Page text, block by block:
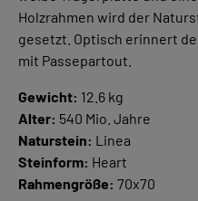
Holzrahmen wird der
gesetzt. Optisch erinnert
mit Passepartout.
Gewicht: 12.6 kg
Alter: 540 Mio. Jahre
Naturstein: Linea
Steinform: Heart
Rahmengröße: 70x70